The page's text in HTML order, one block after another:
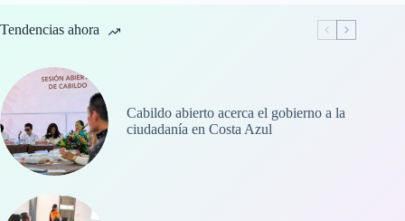
Tendencias ahora
Cabildo abierto acerca el gobierno a la
ciudadanía en Costa Azul